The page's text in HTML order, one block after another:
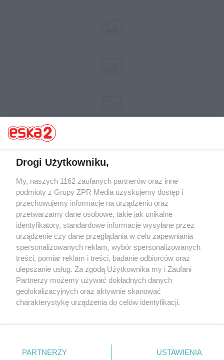
Żaden utwór zamieszczony w serwisie nie może być powielany i
rozpowszechniany lub dalej rozpowszechniany w jakikolwiek sposób (w
tym także elektroniczny lub mechaniczny) na jakimkolwiek polu
eksploatacji w jakiejkolwiek formie, włącznie z umieszczaniem w
Internecie bez pisemnej zgody właściciela praw. Jakiekolwiek użycie lub
wykorzystanie utworów w całości lub w części z naruszeniem prawa,
tzn. bez właściwej zgody, jest zabronione pod groźbą kary i może być
ścigane prawnie.
Drogi Użytkowniku,
My, naszych 1162 zaufanych partnerów oraz inne
podmioty z Grupy ZPR Media uzyskujemy dostęp i
przechowujemy informacje na urządzeniu oraz
przetwarzamy dane osobowe, takie jak unikalne
identyfikatory, standardowe informacje wysyłane przez
urządzenie czy dane przeglądania w celu zapewniania
spersonalizowanych reklam, wybór spersonalizowanych
treści, pomiar reklam i treści, badanie odbiorców oraz
ulepszanie usług. Za zgodą Użytkownika my i Zaufani
Partnerzy możemy używać dokładnych danych
geolokalizacyjnych oraz aktywnie skanować
charakterystykę urządzenia do celów identyfikacji.
zmienić/wycofać klikając przycisk ustawień prywatności
PARTNERZY USTAWIENIA